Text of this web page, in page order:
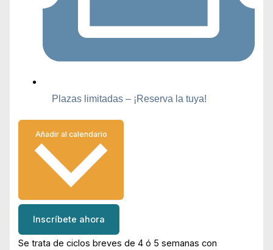
Plazas limitadas – ¡Reserva la tuya!
Inscríbete ahora
Se trata de ciclos breves de 4 ó 5 semanas con